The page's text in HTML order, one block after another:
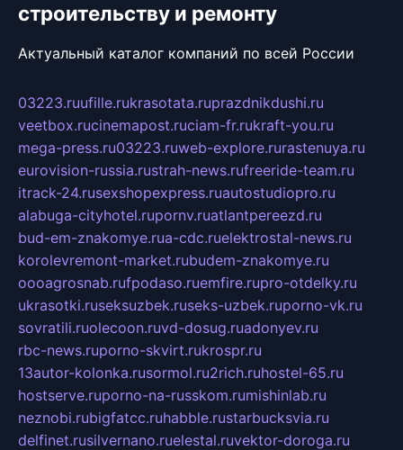
строительству и ремонту
Актуальный каталог компаний по всей России
03223.ruufille.rukrasotata.ruprazdnikdushi.ru
veetbox.rucinemapost.ruciam-fr.rukraft-you.ru
mega-press.ru03223.ruweb-explore.rurastenuya.ru
eurovision-russia.rustrah-news.rufreeride-team.ru
itrack-24.rusexshopexpress.ruautostudiopro.ru
alabuga-cityhotel.rupornv.ruatlantpereezd.ru
bud-em-znakomye.rua-cdc.ruelektrostal-news.ru
korolevremont-market.rubudem-znakomye.ru
oooagrosnab.rufpodaso.ruemfire.rupro-otdelky.ru
ukrasotki.ruseksuzbek.ruseks-uzbek.ruporno-vk.ru
sovratili.ruolecoon.ruvd-dosug.ruadonyev.ru
rbc-news.ruporno-skvirt.rukrospr.ru
13autor-kolonka.rusormol.ru2rich.ruhostel-65.ru
hostserve.ruporno-na-russkom.rumishinlab.ru
neznobi.rubigfatcc.ruhabble.rustarbucksvia.ru
delfinet.rusilvernano.ruelestal.ruvektor-doroga.ru